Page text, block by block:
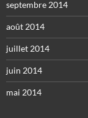
septembre 2014
août 2014
juillet 2014
juin 2014
mai 2014